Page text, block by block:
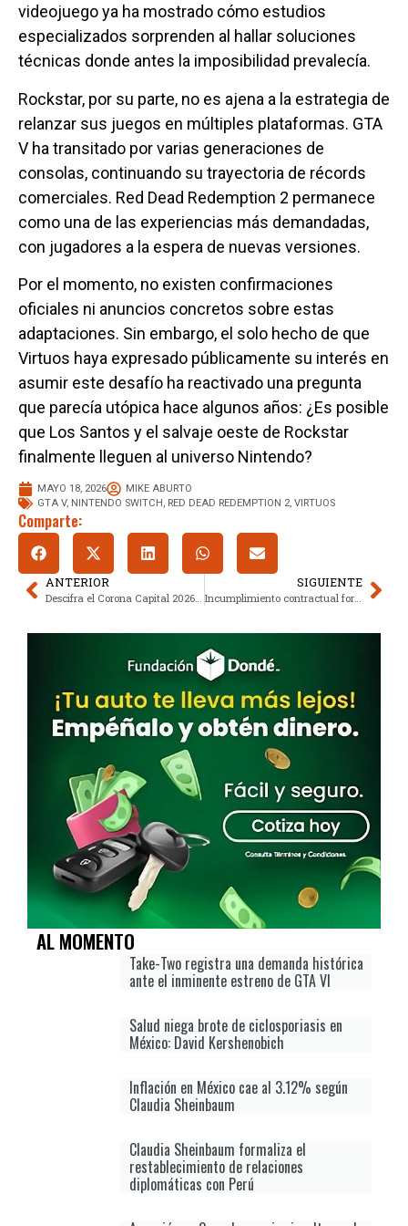
videojuego ya ha mostrado cómo estudios
especializados sorprenden al hallar soluciones
técnicas donde antes la imposibilidad prevalecía.
Rockstar, por su parte, no es ajena a la estrategia de
relanzar sus juegos en múltiples plataformas. GTA
V ha transitado por varias generaciones de
consolas, continuando su trayectoria de récords
comerciales. Red Dead Redemption 2 permanece
como una de las experiencias más demandadas,
con jugadores a la espera de nuevas versiones.
Por el momento, no existen confirmaciones
oficiales ni anuncios concretos sobre estas
adaptaciones. Sin embargo, el solo hecho de que
Virtuos haya expresado públicamente su interés en
asumir este desafío ha reactivado una pregunta
que parecía utópica hace algunos años: ¿Es posible
que Los Santos y el salvaje oeste de Rockstar
finalmente lleguen al universo Nintendo?
MAYO 18, 2026
MIKE ABURTO
GTA V, NINTENDO SWITCH , RED DEAD REDEMPTION 2, VIRTUOS
Comparte:
ANTERIOR
Descifra el Corona Capital 2026: fechas clave, cartel y la ruta de acceso
SIGUIENTE
Incumplimiento contractual forzó cancelación de Nodal en Sonora
AL MOMENTO
Take-Two registra una demanda histórica
ante el inminente estreno de GTA VI
Salud niega brote de ciclosporiasis en
México: David Kershenobich
Inflación en México cae al 3.12% según
Claudia Sheinbaum
Claudia Sheinbaum formaliza el
restablecimiento de relaciones
diplomáticas con Perú